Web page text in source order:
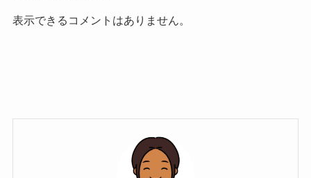
表示できるコメントはありません。